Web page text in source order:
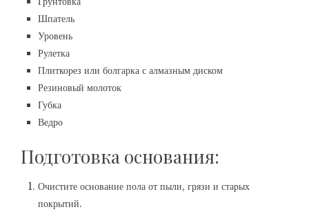
Шпатель
Уровень
Рулетка
Плиткорез или болгарка с алмазным диском
Резиновый молоток
Губка
Ведро
Подготовка основания:
Очистите основание пола от пыли, грязи и старых
покрытий.